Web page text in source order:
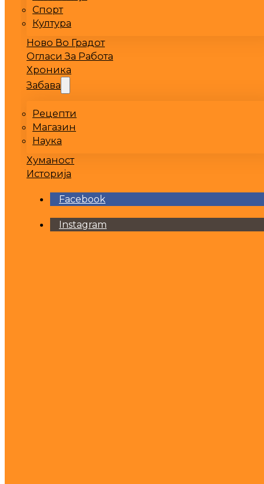
Спорт
Култура
Ново Во Градот
Огласи За Работа
Хроника
Забава
Рецепти
Магазин
Наука
Хуманост
Историја
Facebook
Instagram